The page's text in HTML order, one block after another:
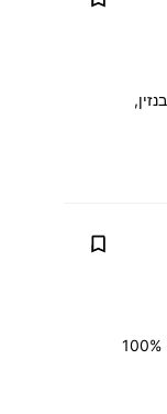
טויוטה יאריס Cross Hybrid ECO 2023 הוא קרוסאובר היברידי חסכוני. מנוע היברידי 1.5 בנזין,
מיקוח, החלפה (טרייד אין) אפשרית, נקנה את רכבך במחירון (מכירון), בתמורה לחדש יותר. 100%